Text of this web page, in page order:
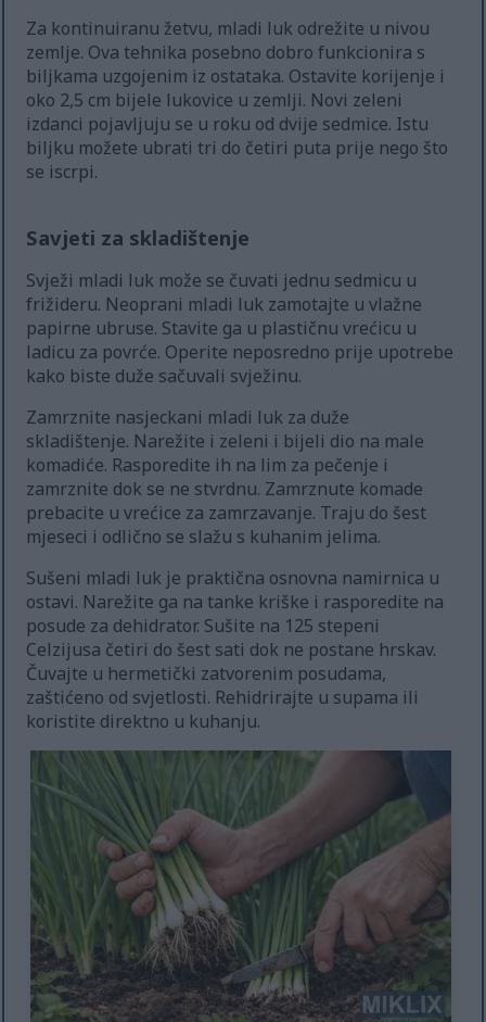
Za kontinuiranu žetvu, mladi luk odrežite u nivou
zemlje. Ova tehnika posebno dobro funkcionira s
biljkama uzgojenim iz ostataka. Ostavite korijenje i
oko 2,5 cm bijele lukovice u zemlji. Novi zeleni
izdanci pojavljuju se u roku od dvije sedmice. Istu
biljku možete ubrati tri do četiri puta prije nego što
se iscrpi.
Savjeti za skladištenje
Svježi mladi luk može se čuvati jednu sedmicu u
frižideru. Neoprani mladi luk zamotajte u vlažne
papirne ubruse. Stavite ga u plastičnu vrećicu u
ladicu za povrće. Operite neposredno prije upotrebe
kako biste duže sačuvali svježinu.
Zamrznite nasjeckani mladi luk za duže
skladištenje. Narežite i zeleni i bijeli dio na male
komadiće. Rasporedite ih na lim za pečenje i
zamrznite dok se ne stvrdnu. Zamrznute komade
prebacite u vrećice za zamrzavanje. Traju do šest
mjeseci i odlično se slažu s kuhanim jelima.
Sušeni mladi luk je praktična osnovna namirnica u
ostavi. Narežite ga na tanke kriške i rasporedite na
posude za dehidrator. Sušite na 125 stepeni
Celzijusa četiri do šest sati dok ne postane hrskav.
Čuvajte u hermetički zatvorenim posudama,
zaštićeno od svjetlosti. Rehidrirajte u supama ili
koristite direktno u kuhanju.